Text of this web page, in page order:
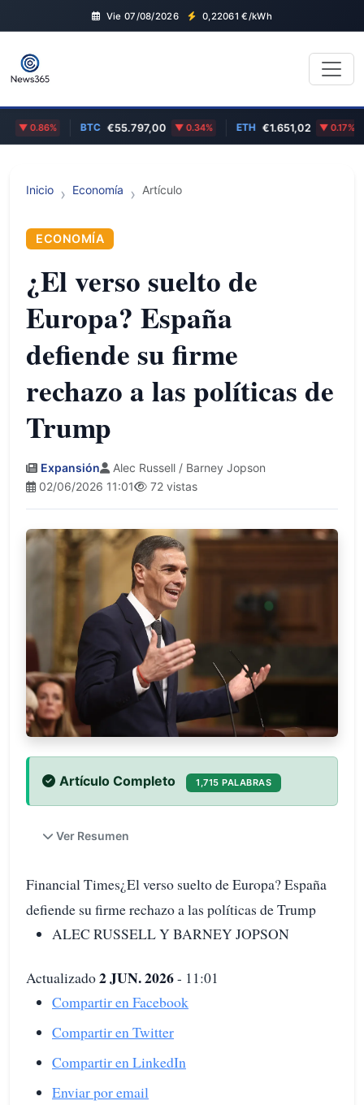
Vie 07/08/2026 0,22061 €/kWh
BTC €55.797,00 0.34% ETH €1.651,02 0.17%
Inicio Economía Artículo
ECONOMÍA
¿El verso suelto de
Europa? España
defiende su firme
rechazo a las políticas de
Trump
Expansión
Alec Russell / Barney Jopson
02/06/2026 11:01
72 vistas
Artículo Completo 1,715 PALABRAS
Ver Resumen
Financial Times¿El verso suelto de Europa? España
defiende su firme rechazo a las políticas de Trump
ALEC RUSSELL Y BARNEY JOPSON
Actualizado2 JUN. 2026- 11:01
Compartir en Facebook
Compartir en Twitter
Compartir en LinkedIn
Enviar por email